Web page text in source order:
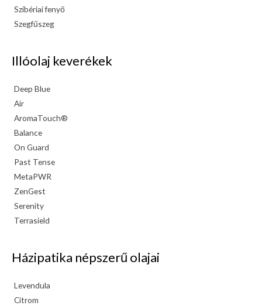
Szibériai fenyő
Szegfűszeg
Illóolaj keverékek
Deep Blue
Air
AromaTouch®
Balance
On Guard
Past Tense
MetaPWR
ZenGest
Serenity
Terrasield
Házipatika népszerű olajai
Levendula
Citrom